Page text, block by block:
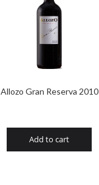
Allozo Gran Reserva 2010
Add to cart